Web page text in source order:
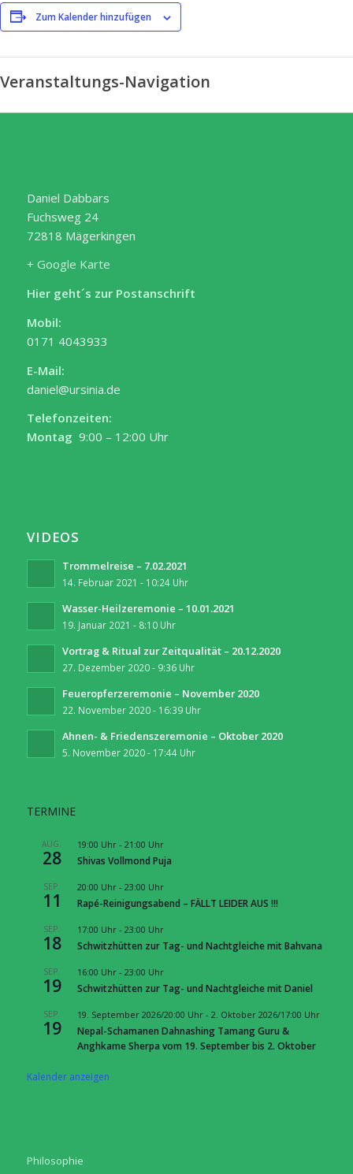
Zum Kalender hinzufügen
Veranstaltungs-Navigation
Daniel Dabbars
Fuchsweg 24
72818 Mägerkingen
+ Google Karte
Hier geht´s zur Postanschrift
Mobil:
0171 4043933
E-Mail:
daniel@ursinia.de
Telefonzeiten:
Montag 9:00 – 12:00 Uhr
VIDEOS
Trommelreise – 7.02.2021
14. Februar 2021 - 10:24 Uhr
Wasser-Heilzeremonie – 10.01.2021
19. Januar 2021 - 8:10 Uhr
Vortrag & Ritual zur Zeitqualität – 20.12.2020
27. Dezember 2020 - 9:36 Uhr
Feueropferzeremonie – November 2020
22. November 2020 - 16:39 Uhr
Ahnen- & Friedenszeremonie – Oktober 2020
5. November 2020 - 17:44 Uhr
TERMINE
AUG.
28
19:00 Uhr- 21:00 Uhr
Shivas Vollmond Puja
SEP.
11
20:00 Uhr- 23:00 Uhr
Rapé-Reinigungsabend – FÄLLT LEIDER AUS !!!
SEP.
18
17:00 Uhr- 23:00 Uhr
Schwitzhütten zur Tag- und Nachtgleiche mit Bahvana
SEP.
19
16:00 Uhr- 23:00 Uhr
Schwitzhütten zur Tag- und Nachtgleiche mit Daniel
SEP.
19
19. September 2026/20:00 Uhr- 2. Oktober 2026/17:00 Uhr
Nepal-Schamanen Dahnashing Tamang Guru &
Anghkame Sherpa vom 19. September bis 2. Oktober
Kalender anzeigen
Philosophie